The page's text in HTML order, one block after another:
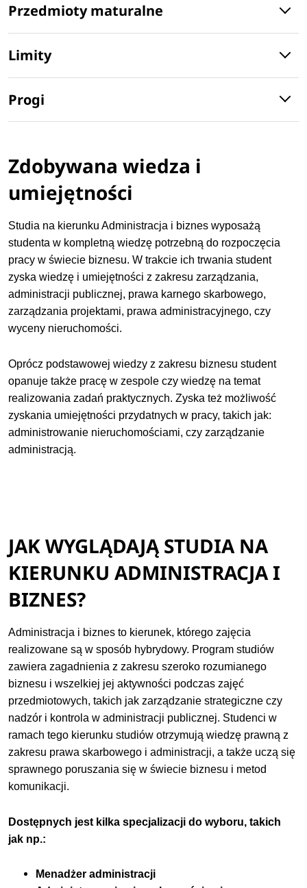
Przedmioty maturalne
Limity
Progi
Zdobywana wiedza i
umiejętności
Studia na kierunku Administracja i biznes wyposażą
studenta w kompletną wiedzę potrzebną do rozpoczęcia
pracy w świecie biznesu. W trakcie ich trwania student
zyska wiedzę i umiejętności z zakresu zarządzania,
administracji publicznej, prawa karnego skarbowego,
zarządzania projektami, prawa administracyjnego, czy
wyceny nieruchomości.
Oprócz podstawowej wiedzy z zakresu biznesu student
opanuje także pracę w zespole czy wiedzę na temat
realizowania zadań praktycznych. Zyska też możliwość
zyskania umiejętności przydatnych w pracy, takich jak:
administrowanie nieruchomościami, czy zarządzanie
administracją.
JAK WYGLĄDAJĄ STUDIA NA
KIERUNKU ADMINISTRACJA I
BIZNES?
Administracja i biznes to kierunek, którego zajęcia
realizowane są w sposób hybrydowy. Program studiów
zawiera zagadnienia z zakresu szeroko rozumianego
biznesu i wszelkiej jej aktywności podczas zajęć
przedmiotowych, takich jak zarządzanie strategiczne czy
nadzór i kontrola w administracji publicznej. Studenci w
ramach tego kierunku studiów otrzymują wiedzę prawną z
zakresu prawa skarbowego i administracji, a także uczą się
sprawnego poruszania się w świecie biznesu i metod
komunikacji.
Dostępnych jest kilka specjalizacji do wyboru, takich
jak np.:
Menadżer administracji